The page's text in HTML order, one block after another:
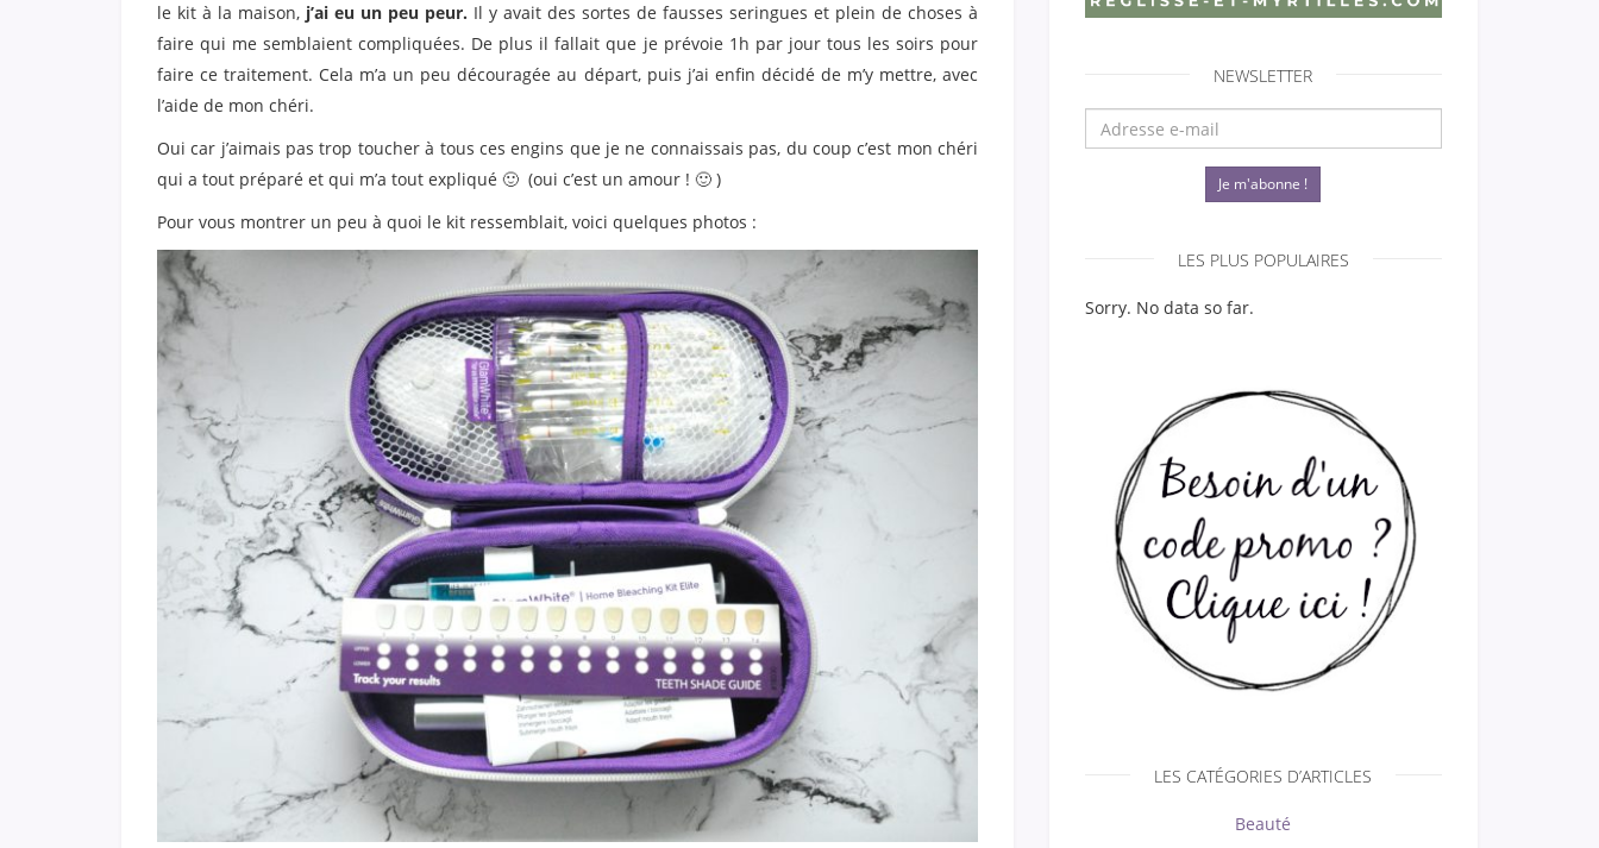
le kit à la maison, j’ai eu un peu peur. Il y avait des sortes de fausses seringues et plein de choses à
faire qui me semblaient compliquées. De plus il fallait que je prévoie 1h par jour tous les soirs pour
faire ce traitement. Cela m’a un peu découragée au départ, puis j’ai enfin décidé de m’y mettre, avec
l’aide de mon chéri.
Oui car j’aimais pas trop toucher à tous ces engins que je ne connaissais pas, du coup c’est mon chéri
qui a tout préparé et qui m’a tout expliqué 🙂 (oui c’est un amour ! 🙂 )
Pour vous montrer un peu à quoi le kit ressemblait, voici quelques photos :
NEWSLETTER
Je m'abonne !
LES PLUS POPULAIRES
Sorry. No data so far.
LES CATÉGORIES D’ARTICLES
Beauté